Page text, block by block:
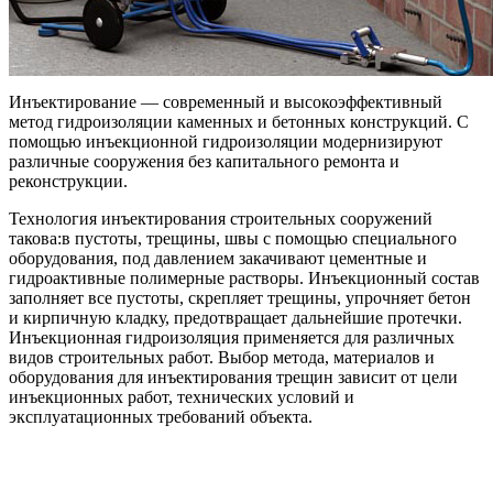
Инъектирование — современный и высокоэффективный
метод гидроизоляции каменных и бетонных конструкций. С
помощью инъекционной гидроизоляции модернизируют
различные сооружения без капитального ремонта и
реконструкции.
Технология инъектирования строительных сооружений
такова:в пустоты, трещины, швы с помощью специального
оборудования, под давлением закачивают цементные и
гидроактивные полимерные растворы. Инъекционный состав
заполняет все пустоты, скрепляет трещины, упрочняет бетон
и кирпичную кладку, предотвращает дальнейшие протечки.
Инъекционная гидроизоляция применяется для различных
видов строительных работ. Выбор метода, материалов и
оборудования для инъектирования трещин зависит от цели
инъекционных работ, технических условий и
эксплуатационных требований объекта.